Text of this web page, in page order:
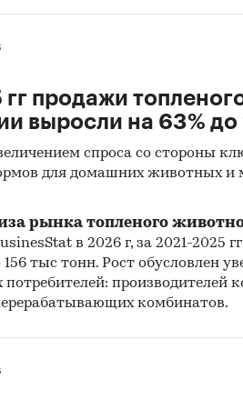
продажи
выросли на 63% до
спроса со стороны
для домашних животных и
рынка топленого
в 2026 г, за 2021-2025
тыс тонн. Рост обусловлен
производителей
комбинатов.